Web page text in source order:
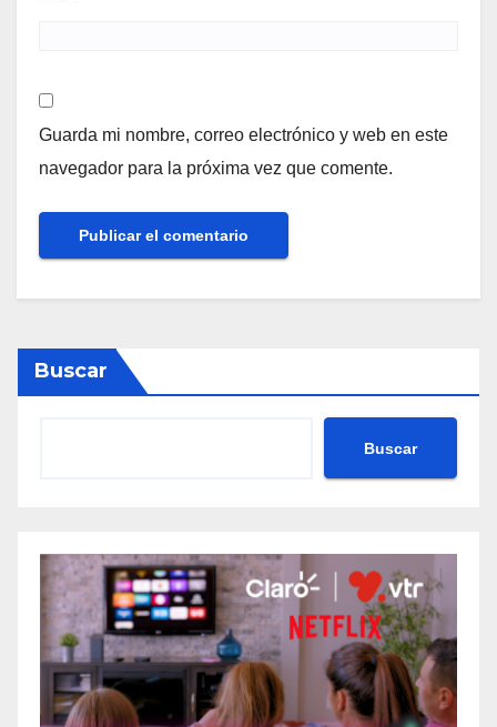
Guarda mi nombre, correo electrónico y web en este
navegador para la próxima vez que comente.
Buscar
Buscar